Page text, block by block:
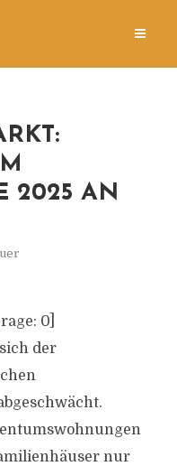
2025 AN
0]
der
nur